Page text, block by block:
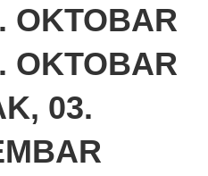
OKTOBAR
OKTOBAR
03.